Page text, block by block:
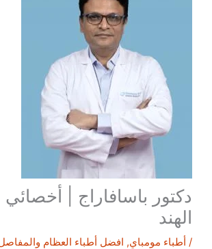
دكتور باسافاراج |
الهند
/ أطباء مومباي, افضل أطباء العظام والمفاصل